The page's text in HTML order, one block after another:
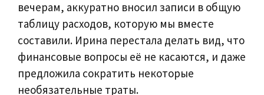
вечерам, аккуратно вносил записи в общую
таблицу расходов, которую мы вместе
составили. Ирина перестала делать вид, что
финансовые вопросы её не касаются, и даже
предложила сократить некоторые
необязательные траты.